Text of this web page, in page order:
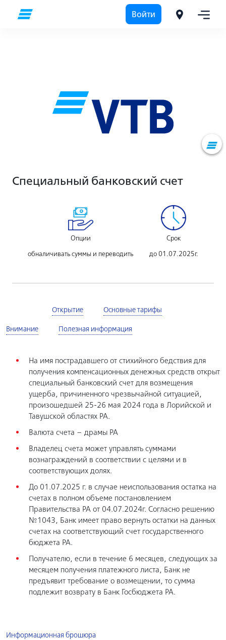
Войти
Специальный банковский счет
Опции
обналичивать суммы и переводить
Срок
до 01.07.2025г.
Открытие Основные тарифы
Внимание Полезная информация
На имя пострадавшего от стихийного бедствия для
получения компенсационных денежных средств открыт
специальный банковский счет для возмещения
ущерба, причиненного чрезвычайной ситуацией,
произошедшей 25-26 мая 2024 года в Лорийской и
Тавушской областях РА.
Валюта счета – драмы РА
Владелец счета может управлять суммами
вознаграждений в соответствии с целями и в
соответствующих долях.
До 01.07.2025 г. в случае неиспользования остатка на
счетах в полном объеме постановлением
Правительства РА от 04.07.2024г. Согласно решению
№1043, Банк имеет право вернуть остатки на данных
счетах на соответствующий счет государственного
бюджета РА.
Получателю, если в течение 6 месяцев, следующих за
месяцем получения платежного листа, Банк не
предъявит требование о возмещении, то сумма
подлежит возврату в Банк Госбюджета РА.
Информационная брошюра